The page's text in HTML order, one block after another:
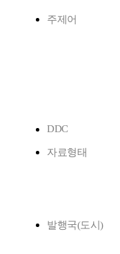
주제어
DDC
자료형태
발행국(도시)